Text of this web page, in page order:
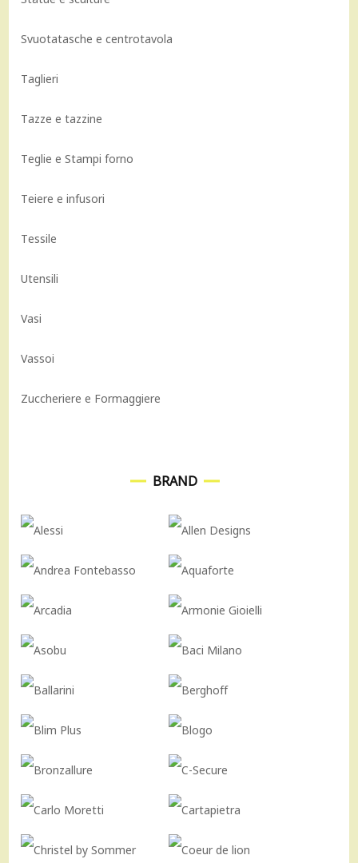
Svuotatasche e centrotavola
Taglieri
Tazze e tazzine
Teglie e Stampi forno
Teiere e infusori
Tessile
Utensili
Vasi
Vassoi
Zuccheriere e Formaggiere
BRAND